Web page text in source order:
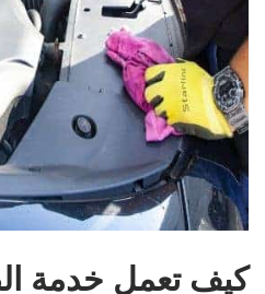
كيف تعمل خدمة